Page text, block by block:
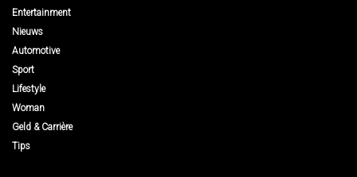
Entertainment
Nieuws
Automotive
Sport
Lifestyle
Woman
Geld & Carrière
Tips